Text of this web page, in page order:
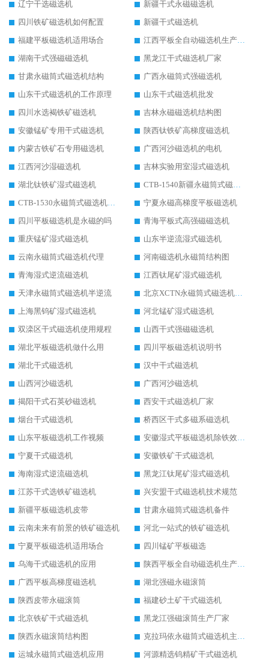
辽宁干选磁选机
新疆干式永磁磁选机
四川铁矿磁选机如何配置
新疆干式磁选机
福建平板磁选机适用场合
江西平板全自动磁选机生产厂家
湖南干式强磁磁选机
黑龙江干式磁选机厂家
甘肃永磁筒式磁选机结构
广西永磁筒式强磁选机
山东干式磁选机的工作原理
山东干式磁选机批发
四川水选褐铁矿磁选机
吉林永磁磁选机结构图
安徽锰矿专用干式磁选机
陕西钛铁矿高梯度磁选机
内蒙古铁矿石专用磁选机
广西河沙磁选机的电机
江西河沙湿磁选机
吉林实验用室湿式磁选机
湖北钛铁矿湿式磁选机
CTB-1540新疆永磁筒式磁选机
CTB-1530永磁筒式磁选机代理商
宁夏永磁高梯度平板磁选机
四川平板磁选机是永磁的吗
青海平板式高强磁磁选机
重庆锰矿湿式磁选机
山东半逆流湿式磁选机
云南永磁筒式磁选机代理
河南磁选机永磁筒结构图
青海湿式逆流磁选机
江西钛尾矿湿式磁选机
天津永磁筒式磁选机半逆流
北京XCTN永磁筒式磁选机磁块位置
上海黑钨矿湿式磁选机
河北锰矿湿式磁选机
双滦区干式磁选机使用规程
山西干式强磁磁选机
湖北平板磁选机做什么用
四川平板磁选机说明书
湖北干式磁选机
汉中干式磁选机
山西河沙磁选机
广西河沙磁选机
揭阳干式石英砂磁选机
西安干式磁选机厂家
烟台干式磁选机
桥西区干式多磁系磁选机
山东平板磁选机工作视频
安徽湿式平板磁选机除铁效果怎么样
宁夏干式磁选机
安徽铁矿干式磁选机
海南湿式逆流磁选机
黑龙江钛尾矿湿式磁选机
江苏干式选铁矿磁选机
兴安盟干式磁选机技术规范
新疆平板磁选机皮带
甘肃永磁筒式磁选机备件
云南未来有前景的铁矿磁选机
河北一站式的铁矿磁选机
宁夏平板磁选机适用场合
四川锰矿平板磁选
乌海干式磁选机的应用
陕西平板全自动磁选机生产厂家
广西平板高梯度磁选机
湖北强磁永磁滚筒
陕西皮带永磁滚筒
福建砂土矿干式磁选机
北京铁矿干式磁选机
黑龙江强磁滚筒生产厂家
陕西永磁滚筒结构图
克拉玛依永磁筒式磁选机主要技术参数
运城永磁筒式磁选机应用
河源精选钨精矿干式磁选机